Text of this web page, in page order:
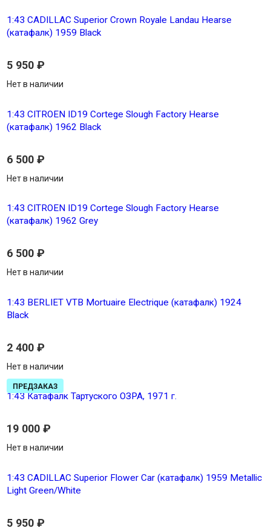
1:43 CADILLAC Superior Crown Royale Landau Hearse
(катафалк) 1959 Black
5 950 ₽
Нет в наличии
1:43 CITROEN ID19 Cortege Slough Factory Hearse
(катафалк) 1962 Black
6 500 ₽
Нет в наличии
1:43 CITROEN ID19 Cortege Slough Factory Hearse
(катафалк) 1962 Grey
6 500 ₽
Нет в наличии
1:43 BERLIET VTB Mortuaire Electrique (катафалк) 1924
Black
2 400 ₽
Нет в наличии
ПРЕДЗАКАЗ
1:43 Катафалк Тартуского ОЗРА, 1971 г.
19 000 ₽
Нет в наличии
1:43 CADILLAC Superior Flower Car (катафалк) 1959 Metallic
Light Green/White
5 950 ₽